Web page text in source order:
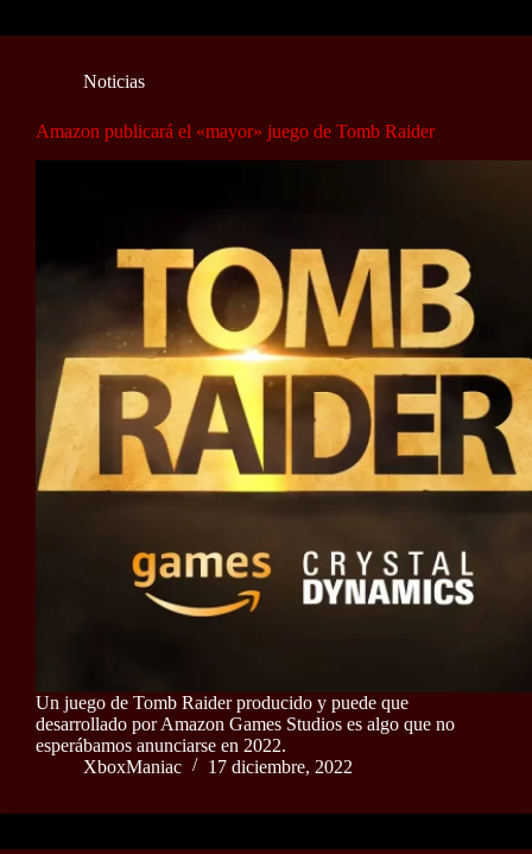
Noticias
Amazon publicará el «mayor» juego de Tomb Raider
Un juego de Tomb Raider producido y puede que
desarrollado por Amazon Games Studios es algo que no
esperábamos anunciarse en 2022.
XboxManiac
17 diciembre, 2022